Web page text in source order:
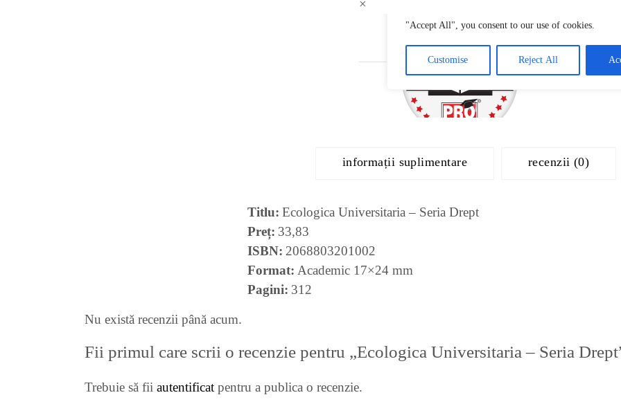
×
informații suplimentare recenzii (0)
Titlu Ecologica Universitaria – Seria Drept
Preț 33,83
ISBN 2068803201002
Format Academic 17×24 mm
Pagini 312
Nu există recenzii până acum.
Fii primul care scrii o recenzie pentru „Ecologica Universitaria – Seria
Trebuie să fii autentificat pentru a publica o recenzie.